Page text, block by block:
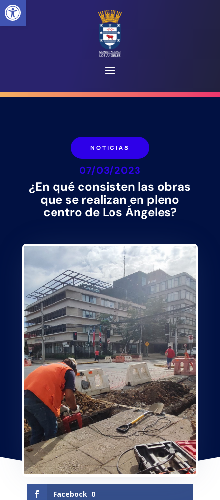
NOTICIAS
07/03/2023
¿En qué consisten las obras
que se realizan en pleno
centro de Los Ángeles?
Facebook 0